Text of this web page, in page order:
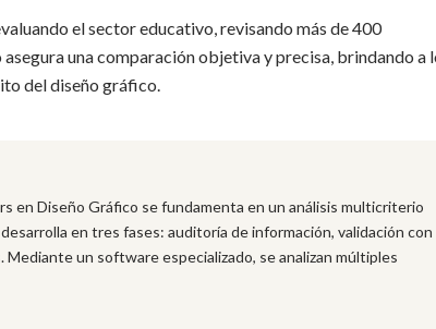
el sector educativo, revisando más de 400
una comparación objetiva y precisa, brindando a
del diseño gráfico.
en Diseño Gráfico se fundamenta en un análisis multicriterio
en tres fases: auditoría de información, validación con
un software especializado, se analizan múltiples